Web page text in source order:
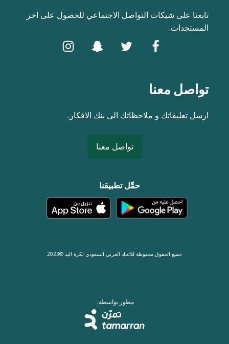
تابعنا على شبكات التواصل الاجتماعي للحصول على اخر
المستجدات.
تواصل معنا
ارسل تعليقاتك و ملاحظاتك الى بنك الافكار.
تواصل معنا
حمِّل تطبيقنا
جميع الحقوق محفوظة للاتحاد العربي السعودي لكرة اليد ©2023
مطور بواسطة: